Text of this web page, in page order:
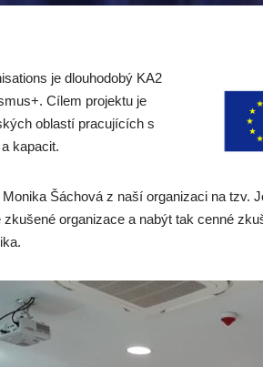
je dlouhodobý KA2
Cílem projektu je
oblastí pracujících s
kapacit.
Šáchová z naší organizaci na tzv.
organizace a nabýt tak cenné